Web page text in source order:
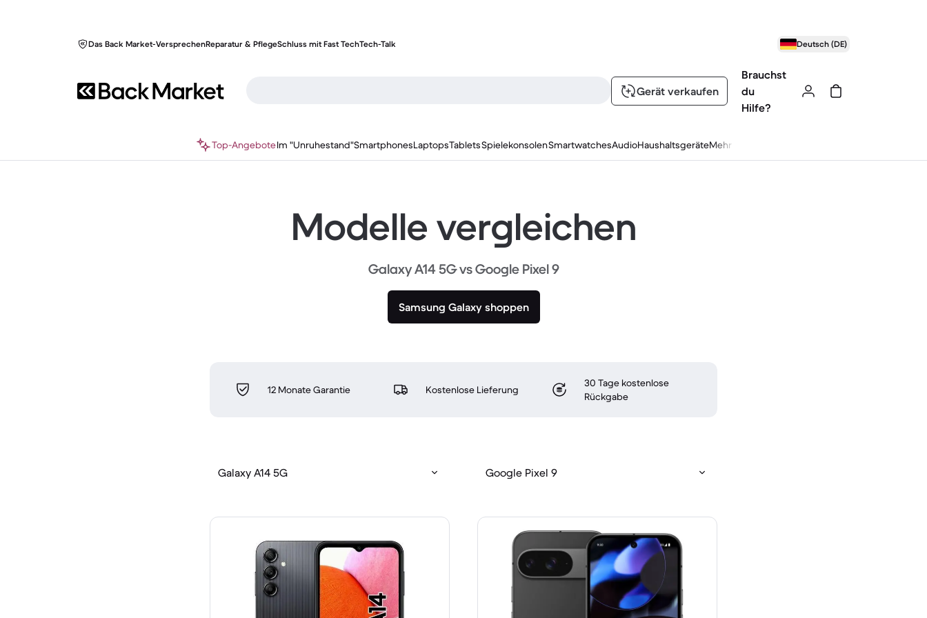
Das Back Market-VersprechenReparatur & PflegeSchluss mit Fast TechTech-Talk Deutsch (DE)
Gerät verkaufen
Brauchst
du
Hilfe?
Top-AngeboteIm "Unruhestand"SmartphonesLaptopsTabletsSpielekonsolenSmartwatchesAudioHaushaltsgeräteMehr
Modelle vergleichen
Galaxy A14 5G vs Google Pixel 9
Samsung Galaxy shoppen
12 Monate Garantie Kostenlose Lieferung
30 Tage kostenlose
Rückgabe
Galaxy A14 5G Google Pixel 9